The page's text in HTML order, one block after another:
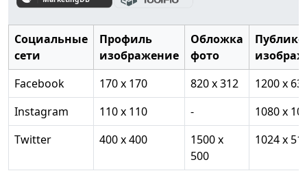
Социальные
сети
Профиль
изображение
Обложка
фото
Facebook
170 x 170 820 x 312
1200 x
Instagram
110 x 110 -
1080 x
Twitter
400 x 400
1500 x
500
1024 x